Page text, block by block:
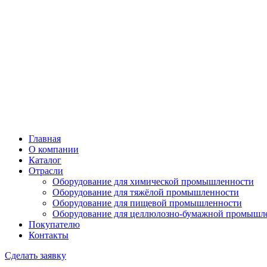
Главная
О компании
Каталог
Отрасли
Оборудование для химической промышленности
Оборудование для тяжёлой промышленности
Оборудование для пищевой промышленности
Оборудование для целлюлозно-бумажной
Покупателю
Контакты
Сделать заявку